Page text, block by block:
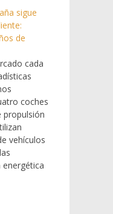
sigue
de
cada
coches
propulsión
vehículos